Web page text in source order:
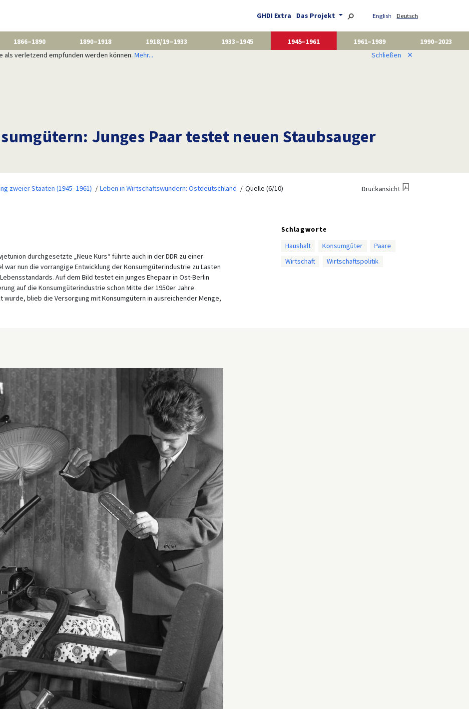
GHDI Extra Das Projekt English Deutsch
1866–1890 1890–1918 1918/19–1933 1933–1945 1945–1961 1961–1989
1990–2023
als verletzend empfunden werden können. Mehr... Schließen ✕
Junges Paar testet neuen Staubsauger
zweier Staaten (1945–1961) Leben in Wirtschaftswundern: Ostdeutschland Quelle (6/10) Druckansicht
durchgesetzte „Neue Kurs“ führte auch in der DDR zu einer
nun die vorrangige Entwicklung der Konsumgüterindustrie zu Lasten
Auf dem Bild testet ein junges Ehepaar in Ost-Berlin
auf die Konsumgüterindustrie schon Mitte der 1950er Jahre
blieb die Versorgung mit Konsumgütern in ausreichender Menge,
Schlagworte
Haushalt
Konsumgüter
Paare
Wirtschaft
Wirtschaftspolitik